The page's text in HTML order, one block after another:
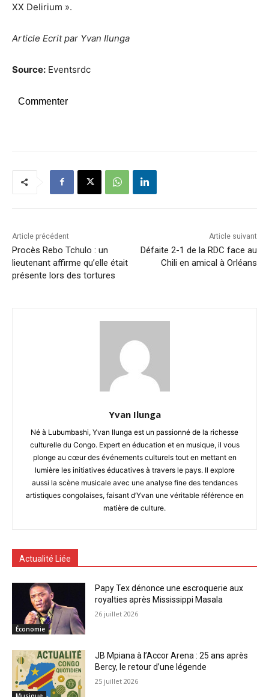
XX Delirium ».
Article Ecrit par Yvan Ilunga
Source: Eventsrdc
Commenter
Article précédent
Procès Rebo Tchulo : un
lieutenant affirme qu’elle était
présente lors des tortures
Article suivant
Défaite 2-1 de la RDC face au
Chili en amical à Orléans
Yvan Ilunga
Né à Lubumbashi, Yvan Ilunga est un passionné de la richesse
culturelle du Congo. Expert en éducation et en musique, il vous
plonge au cœur des événements culturels tout en mettant en
lumière les initiatives éducatives à travers le pays. Il explore
aussi la scène musicale avec une analyse fine des tendances
artistiques congolaises, faisant d’Yvan une véritable référence en
matière de culture.
Actualité Liée
Économie
Papy Tex dénonce une escroquerie aux
royalties après Mississippi Masala
26 juillet 2026
JB Mpiana à l’Accor Arena : 25 ans après
Bercy, le retour d’une légende
25 juillet 2026